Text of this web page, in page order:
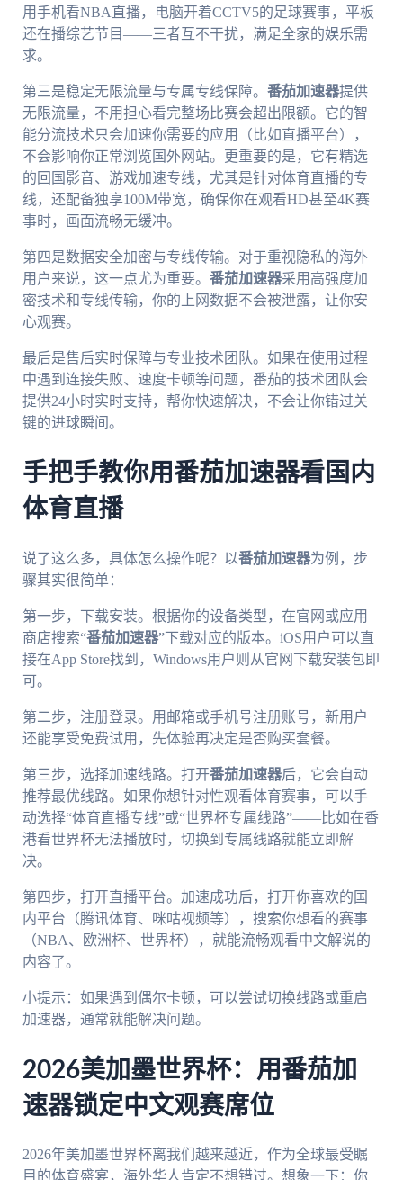
用手机看NBA直播，电脑开着CCTV5的足球赛事，平板
还在播综艺节目——三者互不干扰，满足全家的娱乐需
求。
第三是稳定无限流量与专属专线保障。 番茄加速器提供
无限流量，不用担心看完整场比赛会超出限额。它的智
能分流技术只会加速你需要的应用（比如直播平台），
不会影响你正常浏览国外网站。更重要的是，它有精选
的回国影音、游戏加速专线，尤其是针对体育直播的专
线，还配备独享100M带宽，确保你在观看HD甚至4K赛
事时，画面流畅无缓冲。
第四是数据安全加密与专线传输。对于重视隐私的海外
用户来说，这一点尤为重要。 番茄加速器采用高强度加
密技术和专线传输，你的上网数据不会被泄露，让你安
心观赛。
最后是售后实时保障与专业技术团队。如果在使用过程
中遇到连接失败、速度卡顿等问题，番茄的技术团队会
提供24小时实时支持，帮你快速解决，不会让你错过关
键的进球瞬间。
手把手教你用番茄加速器看国内
体育直播
说了这么多，具体怎么操作呢？以番茄加速器为例，步
骤其实很简单：
第一步，下载安装。根据你的设备类型，在官网或应用
商店搜索“番茄加速器”下载对应的版本。iOS用户可以直
接在App Store找到，Windows用户则从官网下载安装包即
可。
第二步，注册登录。用邮箱或手机号注册账号，新用户
还能享受免费试用，先体验再决定是否购买套餐。
第三步，选择加速线路。打开番茄加速器后，它会自动
推荐最优线路。如果你想针对性观看体育赛事，可以手
动选择“体育直播专线”或“世界杯专属线路”——比如在香
港看世界杯无法播放时，切换到专属线路就能立即解
决。
第四步，打开直播平台。加速成功后，打开你喜欢的国
内平台（腾讯体育、咪咕视频等），搜索你想看的赛事
（NBA、欧洲杯、世界杯），就能流畅观看中文解说的
内容了。
小提示：如果遇到偶尔卡顿，可以尝试切换线路或重启
加速器，通常就能解决问题。
2026美加墨世界杯：用番茄加
速器锁定中文观赛席位
2026年美加墨世界杯离我们越来越近，作为全球最受瞩
目的体育盛宴，海外华人肯定不想错过。想象一下：你